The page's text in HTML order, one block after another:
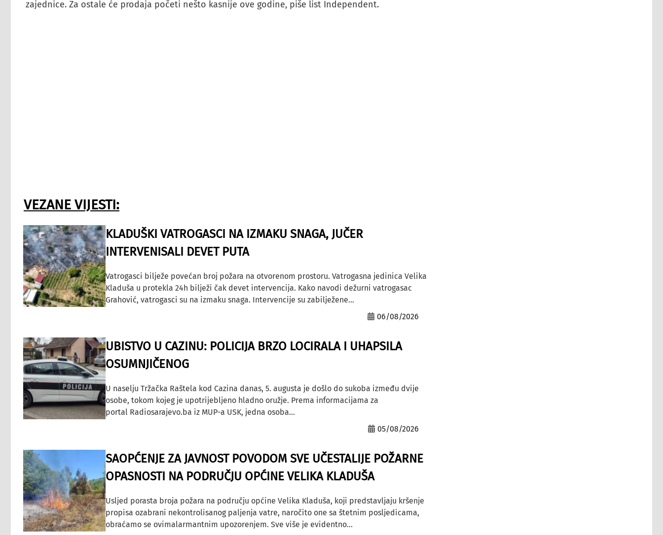
zajednice. Za ostale će prodaja početi nešto kasnije ove godine, piše list Independent.
VEZANE VIJESTI:
KLADUŠKI VATROGASCI NA IZMAKU SNAGA, JUČER
INTERVENISALI DEVET PUTA
Vatrogasci bilježe povećan broj požara na otvorenom prostoru. Vatrogasna jedinica Velika
Kladuša u protekla 24h bilježi čak devet intervencija. Kako navodi dežurni vatrogasac
Grahović, vatrogasci su na izmaku snaga. Intervencije su zabilježene...
06/08/2026
UBISTVO U CAZINU: POLICIJA BRZO LOCIRALA I UHAPSILA
OSUMNJIČENOG
U naselju Tržačka Raštela kod Cazina danas, 5. augusta je došlo do sukoba između dvije
osobe, tokom kojeg je upotrijebljeno hladno oružje. Prema informacijama za
portal Radiosarajevo.ba iz MUP-a USK, jedna osoba...
05/08/2026
SAOPĆENJE ZA JAVNOST POVODOM SVE UČESTALIJE POŽARNE
OPASNOSTI NA PODRUČJU OPĆINE VELIKA KLADUŠA
Usljed porasta broja požara na području općine Velika Kladuša, koji predstavljaju kršenje
propisa ozabrani nekontrolisanog paljenja vatre, naročito one sa štetnim posljedicama,
obraćamo se ovimalarmantnim upozorenjem. Sve više je evidentno...